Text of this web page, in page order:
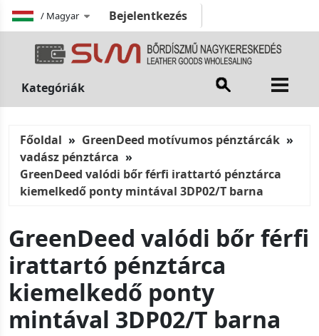
/ Magyar Bejelentkezés
Kategóriák
Főoldal
GreenDeed motívumos pénztárcák
vadász pénztárca
GreenDeed valódi bőr férfi irattartó pénztárca
kiemelkedő ponty mintával 3DP02/T barna
GreenDeed valódi bőr férfi
irattartó pénztárca
kiemelkedő ponty
mintával 3DP02/T barna